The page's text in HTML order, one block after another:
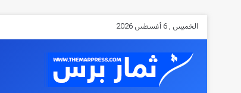
الخميس , 6 أغسطس 2026